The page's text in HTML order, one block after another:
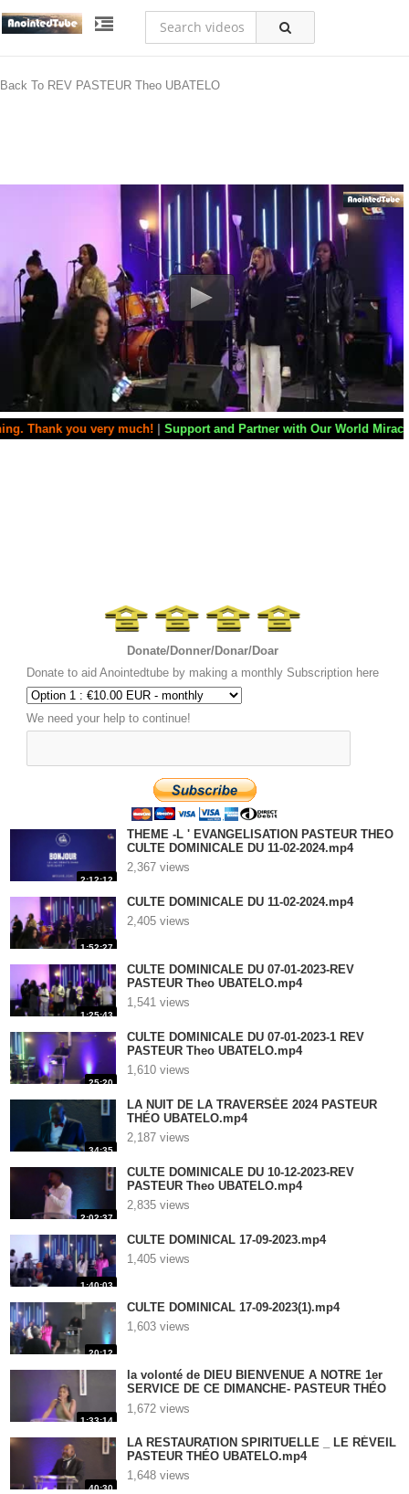
Back To REV PASTEUR Theo UBATELO
very much!|Support and Partner with Our World Miracle Crusades|If
Donate/Donner/Donar/Doar
Donate to aid Anointedtube by making a monthly Subscription here
We need your help to continue!
2:12:12
THEME -L ' EVANGELISATION PASTEUR THEO
CULTE DOMINICALE DU 11-02-2024.mp4
2,367 views
1:52:27
CULTE DOMINICALE DU 11-02-2024.mp4
2,405 views
1:25:43
CULTE DOMINICALE DU 07-01-2023-REV
PASTEUR Theo UBATELO.mp4
1,541 views
25:20
CULTE DOMINICALE DU 07-01-2023-1 REV
PASTEUR Theo UBATELO.mp4
1,610 views
34:35
LA NUIT DE LA TRAVERSÉE 2024 PASTEUR
THÉO UBATELO.mp4
2,187 views
2:02:37
CULTE DOMINICALE DU 10-12-2023-REV
PASTEUR Theo UBATELO.mp4
2,835 views
1:40:03
CULTE DOMINICAL 17-09-2023.mp4
1,405 views
20:12
CULTE DOMINICAL 17-09-2023(1).mp4
1,603 views
1:33:14
la volonté de DIEU BIENVENUE A NOTRE 1er
SERVICE DE CE DIMANCHE- PASTEUR THÉO
UBATELO.mp4
1,672 views
40:30
LA RESTAURATION SPIRITUELLE _ LE RÉVEIL
PASTEUR THÉO UBATELO.mp4
1,648 views